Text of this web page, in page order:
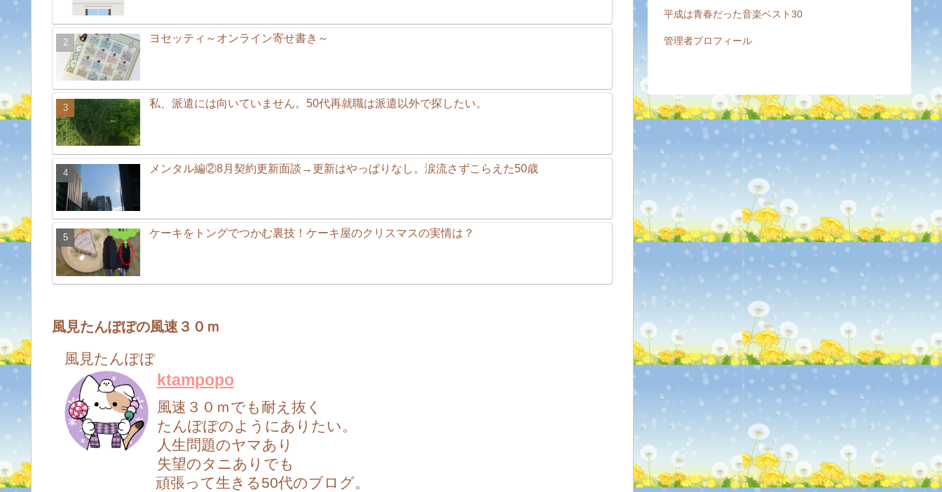
ヨセッティ～オンライン寄せ書き～
私、派遣には向いていません。50代再就職は派遣以外で探したい。
メンタル編②8月契約更新面談→更新はやっぱりなし。涙流さずこらえた50歳
ケーキをトングでつかむ裏技！ケーキ屋のクリスマスの実情は？
風見たんぽぽの風速３０ｍ
風見たんぽぽ
ktampopo
風速３０ｍでも耐え抜く
たんぽぽのようにありたい。
人生問題のヤマあり
失望のタニありでも
頑張って生きる50代のブログ。
平成は青春だった音楽ベスト30
管理者プロフィール